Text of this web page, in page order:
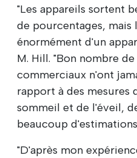
"Les appareils sortent
de pourcentages,
énormément d'un
M. Hill. "Bon nombre
commerciaux n'ont
rapport à des mesures
sommeil et de l'éveil,
beaucoup
"D'après mon